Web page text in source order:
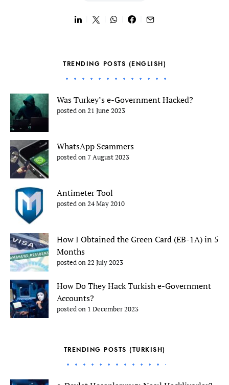
TRENDING POSTS (ENGLISH)
Was Turkey’s e-Government Hacked?
posted on 21 June 2023
WhatsApp Scammers
posted on 7 August 2023
Antimeter Tool
posted on 24 May 2010
How I Obtained the Green Card (EB-1A) in 5
Months
posted on 22 July 2023
How Do They Hack Turkish e-Government
Accounts?
posted on 1 December 2023
TRENDING POSTS (TURKISH)